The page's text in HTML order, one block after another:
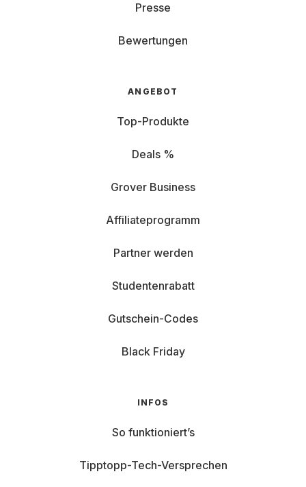
Presse
Bewertungen
ANGEBOT
Top-Produkte
Deals %
Grover Business
Affiliateprogramm
Partner werden
Studentenrabatt
Gutschein-Codes
Black Friday
INFOS
So funktioniert’s
Tipptopp-Tech-Versprechen